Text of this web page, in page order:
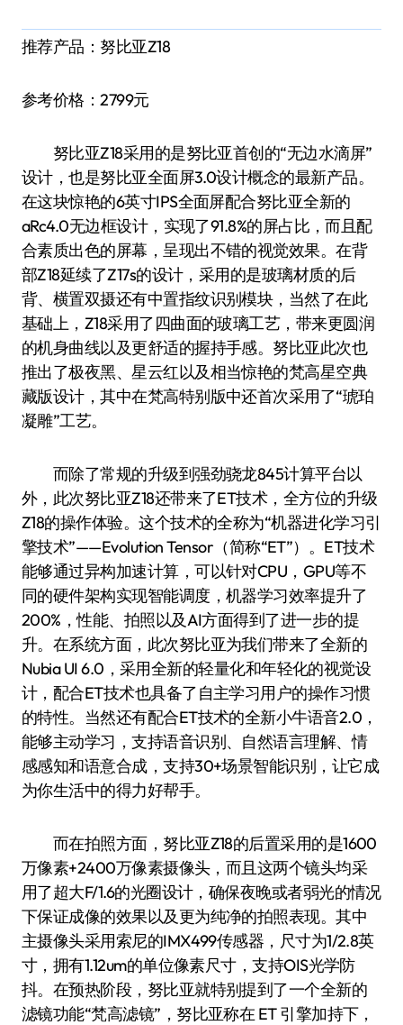
推荐产品：努比亚Z18
参考价格：2799元
努比亚Z18采用的是努比亚首创的“无边水滴屏”
设计，也是努比亚全面屏3.0设计概念的最新产品。
在这块惊艳的6英寸IPS全面屏配合努比亚全新的
aRc4.0无边框设计，实现了91.8%的屏占比，而且配
合素质出色的屏幕，呈现出不错的视觉效果。在背
部Z18延续了Z17s的设计，采用的是玻璃材质的后
背、横置双摄还有中置指纹识别模块，当然了在此
基础上，Z18采用了四曲面的玻璃工艺，带来更圆润
的机身曲线以及更舒适的握持手感。努比亚此次也
推出了极夜黑、星云红以及相当惊艳的梵高星空典
藏版设计，其中在梵高特别版中还首次采用了“琥珀
凝雕”工艺。
而除了常规的升级到强劲骁龙845计算平台以
外，此次努比亚Z18还带来了ET技术，全方位的升级
Z18的操作体验。这个技术的全称为“机器进化学习引
擎技术”——Evolution Tensor（简称“ET”）。ET技术
能够通过异构加速计算，可以针对CPU，GPU等不
同的硬件架构实现智能调度，机器学习效率提升了
200%，性能、拍照以及AI方面得到了进一步的提
升。在系统方面，此次努比亚为我们带来了全新的
Nubia UI 6.0，采用全新的轻量化和年轻化的视觉设
计，配合ET技术也具备了自主学习用户的操作习惯
的特性。当然还有配合ET技术的全新小牛语音2.0，
能够主动学习，支持语音识别、自然语言理解、情
感感知和语意合成，支持30+场景智能识别，让它成
为你生活中的得力好帮手。
而在拍照方面，努比亚Z18的后置采用的是1600
万像素+2400万像素摄像头，而且这两个镜头均采
用了超大F/1.6的光圈设计，确保夜晚或者弱光的情况
下保证成像的效果以及更为纯净的拍照表现。其中
主摄像头采用索尼的IMX499传感器，尺寸为1/2.8英
寸，拥有1.12um的单位像素尺寸，支持OIS光学防
抖。在预热阶段，努比亚就特别提到了一个全新的
滤镜功能“梵高滤镜”，努比亚称在 ET 引擎加持下，